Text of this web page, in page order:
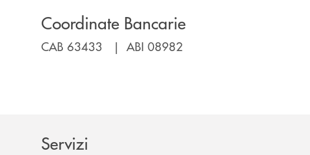
Coordinate Bancarie
CAB 63433 | ABI 08982
Servizi